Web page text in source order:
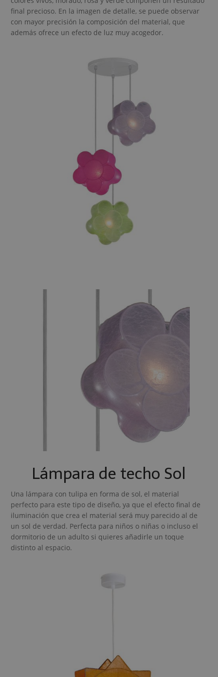
final precioso. En la imagen de detalle, se puede observar
con mayor precisión la composición del material, que
además ofrece un efecto de luz muy acogedor.
Lámpara de techo Sol
Una lámpara con tulipa en forma de sol, el material
perfecto para este tipo de diseño, ya que el efecto final de
iluminación que crea el material será muy parecido al de
un sol de verdad. Perfecta para niños o niñas o incluso el
dormitorio de un adulto si quieres añadirle un toque
distinto al espacio.